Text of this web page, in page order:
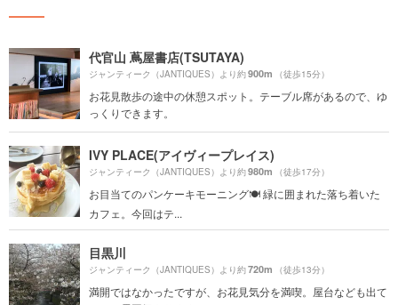
代官山 蔦屋書店(TSUTAYA)
ジャンティーク（JANTIQUES）より約900m （徒歩15分）
お花見散歩の途中の休憩スポット。テーブル席があるので、ゆ
っくりできます。
IVY PLACE(アイヴィープレイス)
ジャンティーク（JANTIQUES）より約980m （徒歩17分）
お目当てのパンケーキモーニング🍽 緑に囲まれた落ち着いた
カフェ。今回はテ...
目黒川
ジャンティーク（JANTIQUES）より約720m （徒歩13分）
満開ではなかったですが、お花見気分を満喫。屋台なども出て